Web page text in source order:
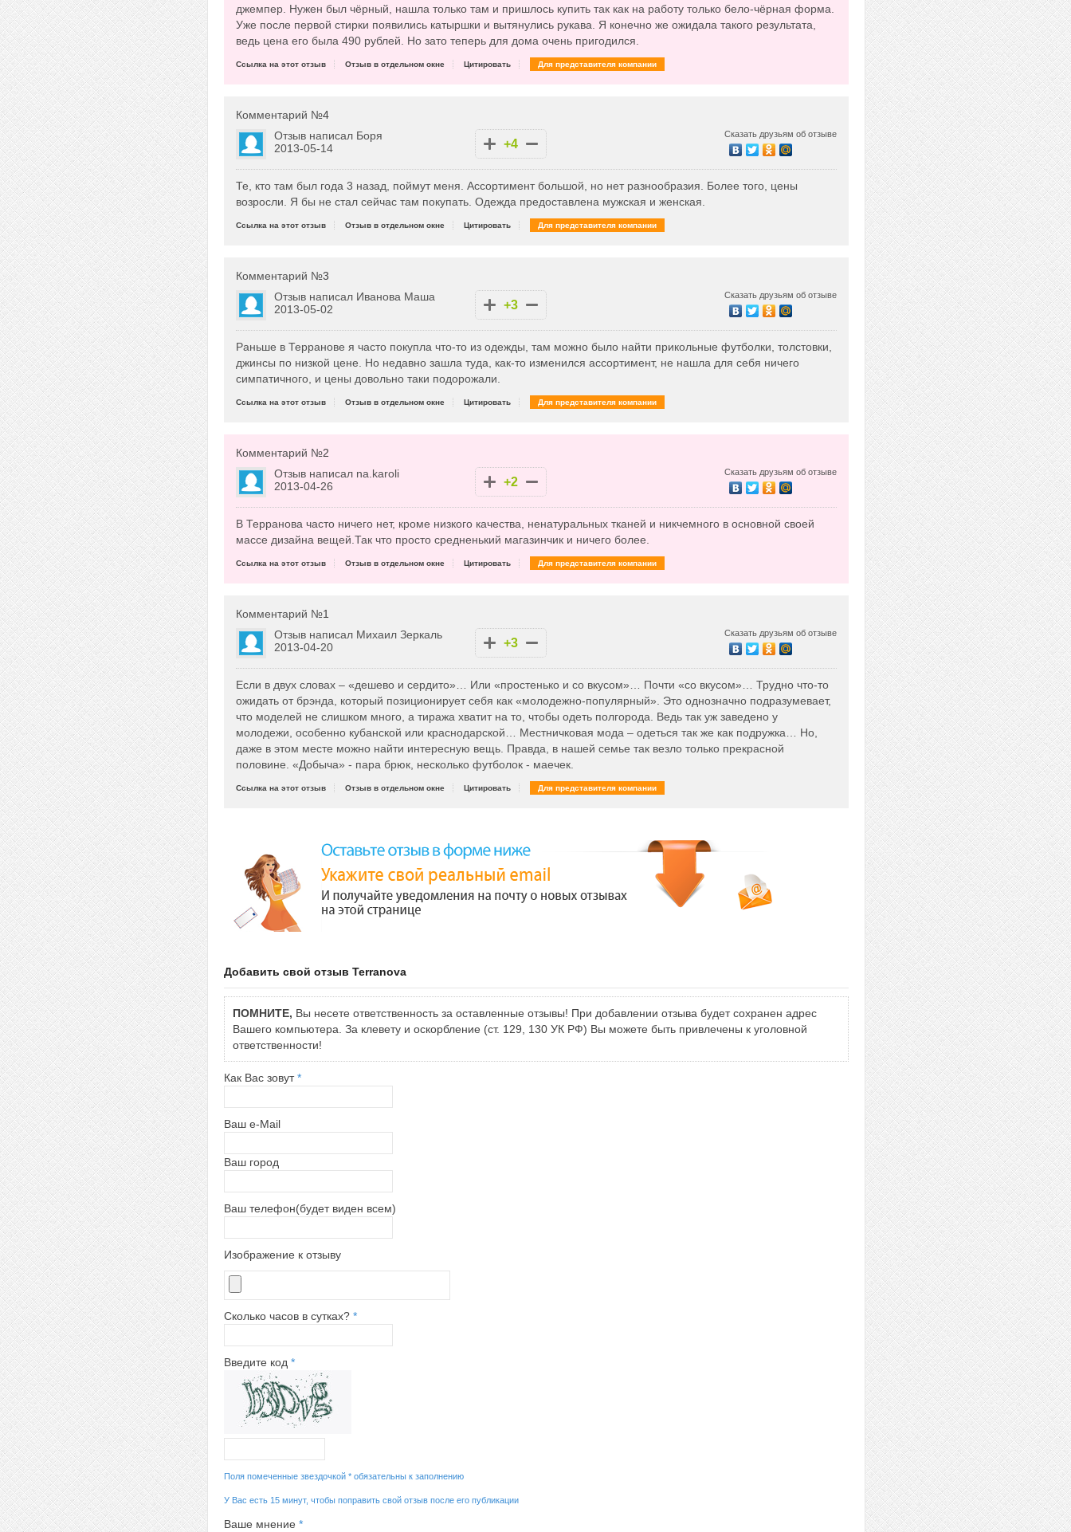
джемпер. Нужен был чёрный, нашла только там и пришлось купить так как на работу только бело-чёрная форма.
Уже после первой стирки появились катыршки и вытянулись рукава. Я конечно же ожидала такого результата,
ведь цена его была 490 рублей. Но зато теперь для дома очень пригодился.
Ссылка на этот отзыв Отзыв в отдельном окне Цитировать Для представителя компании
Комментарий №4
Отзыв написал Боря
2013-05-14
+4
Сказать друзьям об отзыве
Те, кто там был года 3 назад, поймут меня. Ассортимент большой, но нет разнообразия. Более того, цены
возросли. Я бы не стал сейчас там покупать. Одежда предоставлена мужская и женская.
Ссылка на этот отзыв Отзыв в отдельном окне Цитировать Для представителя компании
Комментарий №3
Отзыв написал Иванова Маша
2013-05-02
+3
Сказать друзьям об отзыве
Раньше в Терранове я часто покупла что-то из одежды, там можно было найти прикольные футболки, толстовки,
джинсы по низкой цене. Но недавно зашла туда, как-то изменился ассортимент, не нашла для себя ничего
симпатичного, и цены довольно таки подорожали.
Ссылка на этот отзыв Отзыв в отдельном окне Цитировать Для представителя компании
Комментарий №2
Отзыв написал na.karoli
2013-04-26
+2
Сказать друзьям об отзыве
В Терранова часто ничего нет, кроме низкого качества, ненатуральных тканей и никчемного в основной своей
массе дизайна вещей.Так что просто средненький магазинчик и ничего более.
Ссылка на этот отзыв Отзыв в отдельном окне Цитировать Для представителя компании
Комментарий №1
Отзыв написал Михаил Зеркаль
2013-04-20
+3
Сказать друзьям об отзыве
Если в двух словах – «дешево и сердито»… Или «простенько и со вкусом»… Почти «со вкусом»… Трудно что-то
ожидать от брэнда, который позиционирует себя как «молодежно-популярный». Это однозначно подразумевает,
что моделей не слишком много, а тиража хватит на то, чтобы одеть полгорода. Ведь так уж заведено у
молодежи, особенно кубанской или краснодарской… Местничковая мода – одеться так же как подружка… Но,
даже в этом месте можно найти интересную вещь. Правда, в нашей семье так везло только прекрасной
половине. «Добыча» - пара брюк, несколько футболок - маечек.
Ссылка на этот отзыв Отзыв в отдельном окне Цитировать Для представителя компании
Добавить свой отзыв Terranova
ПОМНИТЕ, Вы несете ответственность за оставленные отзывы! При добавлении отзыва будет сохранен адрес
Вашего компьютера. За клевету и оскорбление (ст. 129, 130 УК РФ) Вы можете быть привлечены к уголовной
ответственности!
Как Вас зовут*
Ваш e-Mail
Ваш город
Ваш телефон(будет виден всем)
Изображение к отзыву
Сколько часов в сутках? *
Введите код *
Поля помеченные звездочкой * обязательны к заполнению
У Вас есть 15 минут, чтобы поправить свой отзыв после его публикации
Ваше мнение *